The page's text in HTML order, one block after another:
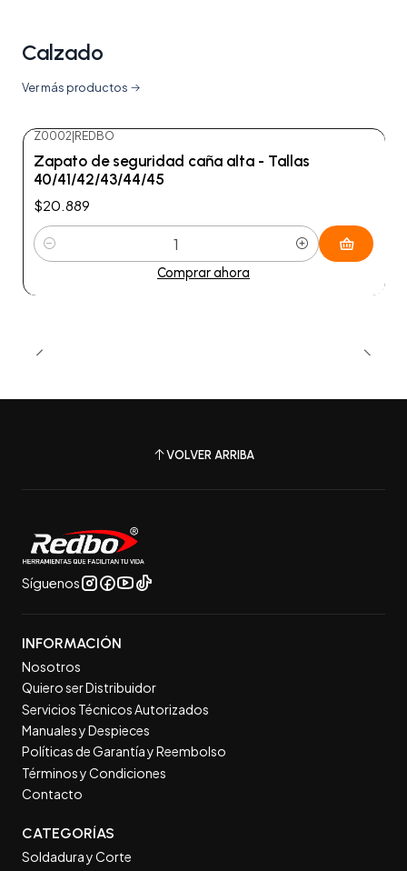
Calzado
Ver más productos
Z0002 REDBO
Zapato de seguridad caña alta - Tallas
40/41/42/43/44/45
$20.889
Cantidad
Comprar ahora
VOLVER ARRIBA
Síguenos
INFORMACIÓN
Nosotros
Quiero ser Distribuidor
Servicios Técnicos Autorizados
Manuales y Despieces
Políticas de Garantía y Reembolso
Términos y Condiciones
Contacto
CATEGORÍAS
Soldadura y Corte